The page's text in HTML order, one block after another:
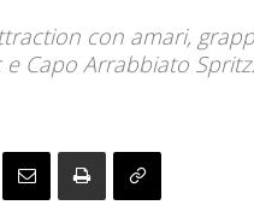
con amari,
e Capo Arrabbiato Spritz.